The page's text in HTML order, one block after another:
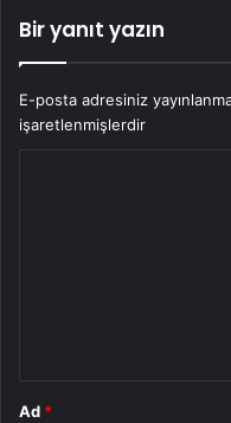
Bir yanıt yazın
E-posta adresiniz
işaretlenmişlerdir
Ad *